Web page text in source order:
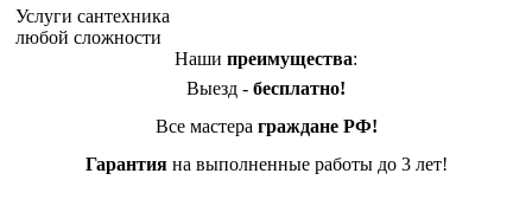
Услуги сантехника
любой сложности
Наши преимущества:
Выезд - бесплатно!
Все мастера граждане РФ!
Гарантияна выполненные работы до 3 лет!